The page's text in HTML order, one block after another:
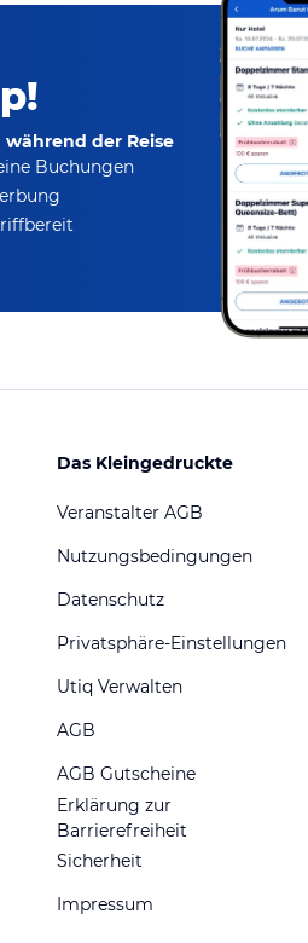
der Reise
Buchungen
Das Kleingedruckte
Veranstalter AGB
Nutzungsbedingungen
Datenschutz
Privatsphäre-Einstellungen
Utiq Verwalten
AGB
AGB Gutscheine
Erklärung zur
Barrierefreiheit
Sicherheit
Impressum